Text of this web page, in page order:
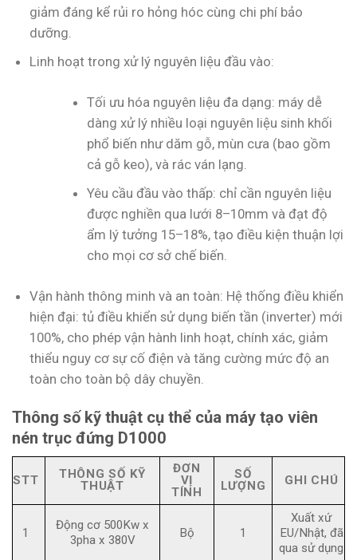
giảm đáng kể rủi ro hỏng hóc cùng chi phí bảo
dưỡng.
Linh hoạt trong xử lý nguyên liệu đầu vào:
Tối ưu hóa nguyên liệu đa dạng: máy dễ
dàng xử lý nhiều loại nguyên liệu sinh khối
phổ biến như dăm gỗ, mùn cưa (bao gồm
cả gỗ keo), và rác ván lạng.
Yêu cầu đầu vào thấp: chỉ cần nguyên liệu
được nghiền qua lưới 8–10mm và đạt độ
ẩm lý tưởng 15–18%, tạo điều kiện thuận lợi
cho mọi cơ sở chế biến.
Vận hành thông minh và an toàn: Hệ thống điều khiển
hiện đại: tủ điều khiển sử dụng biến tần (inverter) mới
100%, cho phép vận hành linh hoạt, chính xác, giảm
thiểu nguy cơ sự cố điện và tăng cường mức độ an
toàn cho toàn bộ dây chuyền.
Thông số kỹ thuật cụ thể của máy tạo viên
nén trục đứng D1000
STT
THÔNG SỐ KỸ
THUẬT
ĐƠN
VỊ
TÍNH
SỐ
LƯỢNG
GHI CHÚ
1
Động cơ 500Kw x
3pha x 380V
Bộ 1
Xuất xứ
EU/Nhật, đã
qua sử dụng